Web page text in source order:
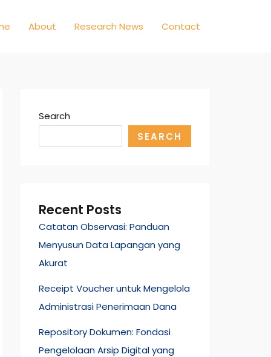
About Research News Contact
Search
SEARCH
Recent Posts
Catatan Observasi: Panduan
Menyusun Data Lapangan yang
Akurat
Receipt Voucher untuk Mengelola
Administrasi Penerimaan Dana
Repository Dokumen: Fondasi
Pengelolaan Arsip Digital yang